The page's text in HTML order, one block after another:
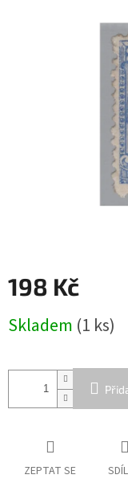
198 Kč
cena:
Skladem (1 ks)
ZEPTAT SE